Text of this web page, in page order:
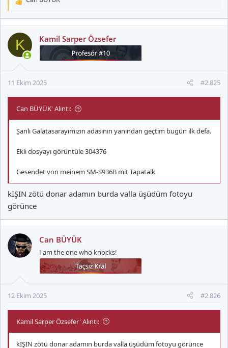
T
k
l
K Kamil Sarper Özsefer
11 Ekim 2025 #2.825
Can BÜYÜK' Alıntı:
Şanlı Galatasarayımızın adasının yanından geçtim bugün ilk defa.
Ekli dosyayı görüntüle 304376
Gesendet von meinem SM-S936B mit Tapatalk
kIŞIN zötü donar adamın burda valla üşüdüm fotoyu
görünce
Can BÜYÜK
I am the one who knocks!
12 Ekim 2025 #2.826
Kamil Sarper Özsefer' Alıntı:
kIŞIN zötü donar adamın burda valla üşüdüm fotoyu görünce